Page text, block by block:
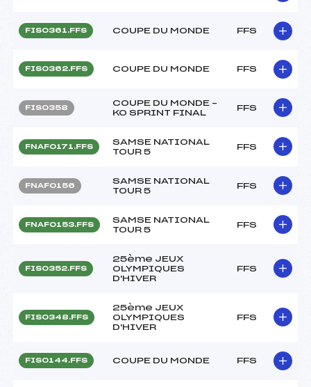
FIS0361.FFS COUPE DU MONDE FFS
FIS0362.FFS COUPE DU MONDE FFS
FIS0358
COUPE DU MONDE –
KO SPRINT FINAL
FFS
FNAF0171.FFS
SAMSE NATIONAL
TOUR 5
FFS
FNAF0156
SAMSE NATIONAL
TOUR 5
FFS
FNAF0153.FFS
SAMSE NATIONAL
TOUR 5
FFS
FIS0352.FFS
25ème JEUX
OLYMPIQUES
D'HIVER
FFS
FIS0348.FFS
25ème JEUX
OLYMPIQUES
D'HIVER
FFS
FIS0144.FFS COUPE DU MONDE FFS